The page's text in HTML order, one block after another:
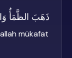
ذَهَبَ الظَّمَأُ
mükafat